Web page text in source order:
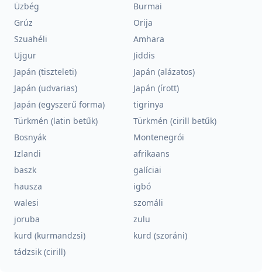
Üzbég
Burmai
Grúz
Orija
Szuahéli
Amhara
Ujgur
Jiddis
Japán (tiszteleti)
Japán (alázatos)
Japán (udvarias)
Japán (írott)
Japán (egyszerű forma)
tigrinya
Türkmén (latin betűk)
Türkmén (cirill betűk)
Bosnyák
Montenegrói
Izlandi
afrikaans
baszk
galíciai
hausza
igbó
walesi
szomáli
joruba
zulu
kurd (kurmandzsi)
kurd (szoráni)
tádzsik (cirill)